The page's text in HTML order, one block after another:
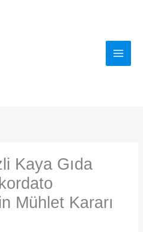
Kaya Gıda
Mühlet Kararı